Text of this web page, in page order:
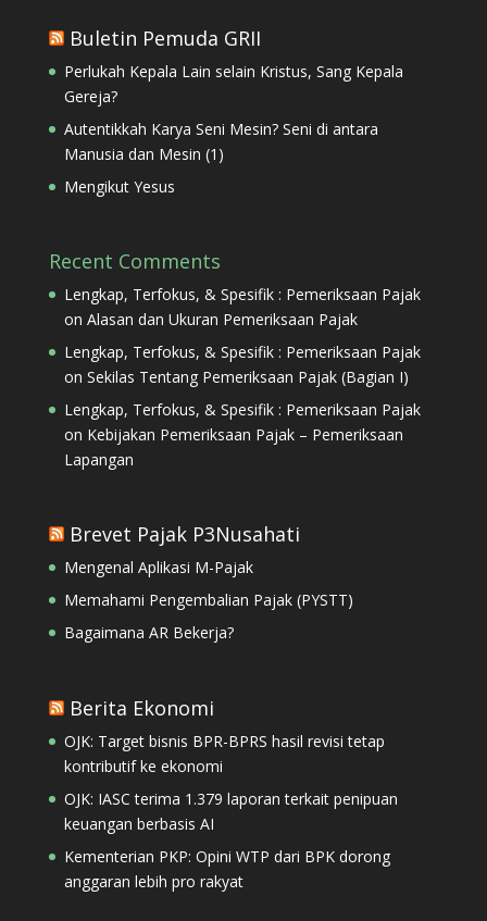
Buletin Pemuda GRII
Perlukah Kepala Lain selain Kristus, Sang Kepala
Gereja?
Autentikkah Karya Seni Mesin? Seni di antara
Manusia dan Mesin (1)
Mengikut Yesus
Recent Comments
Lengkap, Terfokus, & Spesifik : Pemeriksaan Pajak
on Alasan dan Ukuran Pemeriksaan Pajak
Lengkap, Terfokus, & Spesifik : Pemeriksaan Pajak
on Sekilas Tentang Pemeriksaan Pajak (Bagian I)
Lengkap, Terfokus, & Spesifik : Pemeriksaan Pajak
on Kebijakan Pemeriksaan Pajak – Pemeriksaan
Lapangan
Brevet Pajak P3Nusahati
Mengenal Aplikasi M-Pajak
Memahami Pengembalian Pajak (PYSTT)
Bagaimana AR Bekerja?
Berita Ekonomi
OJK: Target bisnis BPR-BPRS hasil revisi tetap
kontributif ke ekonomi
OJK: IASC terima 1.379 laporan terkait penipuan
keuangan berbasis AI
Kementerian PKP: Opini WTP dari BPK dorong
anggaran lebih pro rakyat